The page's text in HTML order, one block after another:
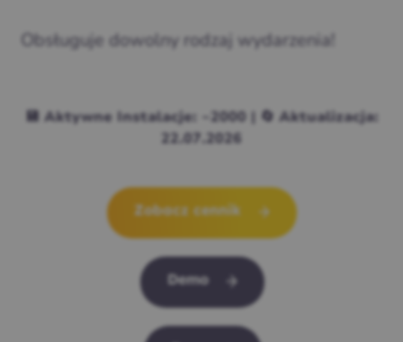
Obsługuje dowolny rodzaj wydarzenia!
💾 Aktywne Instalacje: ~2000 | 🔄 Aktualizacja:
22.07.2026
Zobacz cennik
Demo